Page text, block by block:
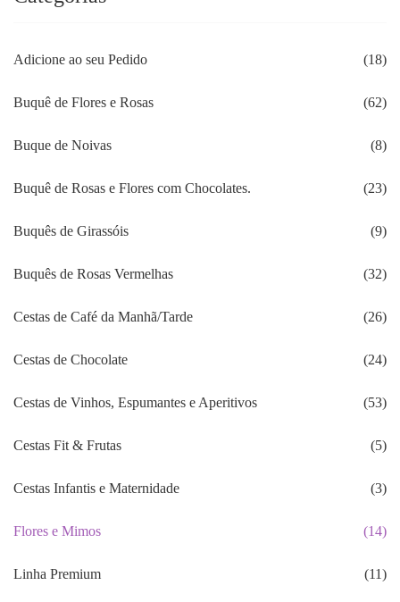
Adicione ao seu Pedido (18)
Buquê de Flores e Rosas (62)
Buque de Noivas (8)
Buquê de Rosas e Flores com Chocolates. (23)
Buquês de Girassóis (9)
Buquês de Rosas Vermelhas (32)
Cestas de Café da Manhã/Tarde (26)
Cestas de Chocolate (24)
Cestas de Vinhos, Espumantes e Aperitivos (53)
Cestas Fit & Frutas (5)
Cestas Infantis e Maternidade (3)
Flores e Mimos (14)
Linha Premium (11)